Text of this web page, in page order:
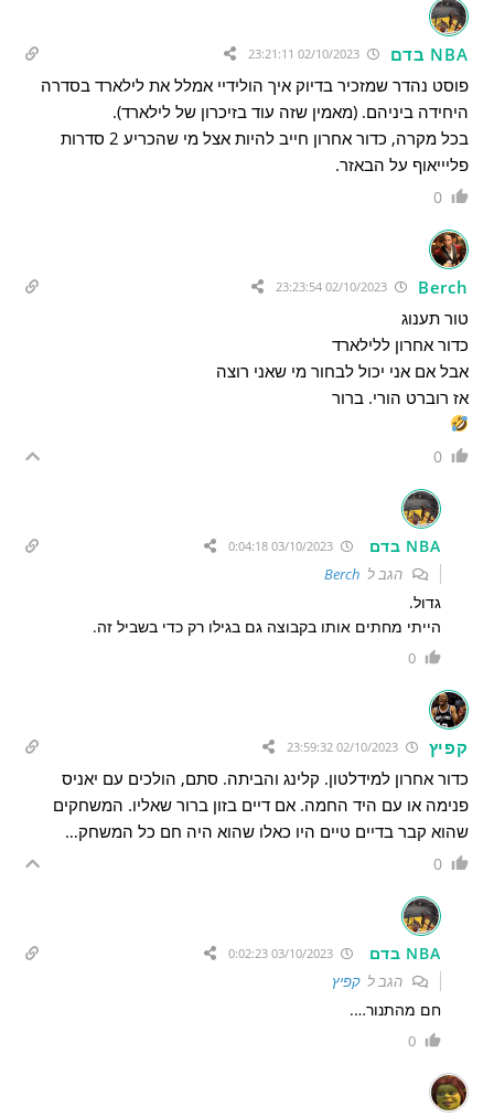
NBA בדם 02/10/2023 23:21:11
פוסט נהדר שמזכיר בדיוק איך הולידיי אמלל את לילארד בסדרה
היחידה ביניהם. (מאמין שזה עוד בזיכרון של לילארד).
בכל מקרה, כדור אחרון חייב להיות אצל מי שהכריע 2 סדרות
פליייאוף על הבאזר.
0
Berch
טור תענוג
כדור אחרון ללילארד
אבל אם אני יכול לבחור מי שאני רוצה
אז רוברט הורי. ברור
0
NBA בדם 03/10/2023 0:04:18
הגב ל Berch
גדול.
הייתי מחתים אותו בקבוצה גם בגילו רק כדי בשביל זה.
0
קפיץ 02/10/2023 23:59:32
כדור אחרון למידלטון. קלינג והביתה. סתם, הולכים עם יאניס
פנימה או עם היד החמה. אם דיים בזון ברור שאליו. המשחקים
שהוא קבר בדיים טיים היו כאלו שהוא היה חם כל המשחק…
0
NBA בדם 03/10/2023 0:02:23
הגב לקפיץ
חם מהתנור….
0